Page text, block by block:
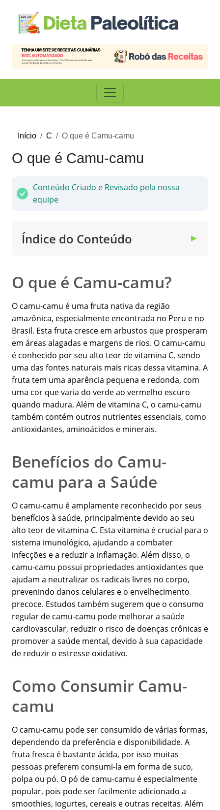
Início C O que é Camu-camu
O que é Camu-camu
Conteúdo Criado e Revisado pela nossa
equipe
Índice do Conteúdo ▼
O que é Camu-camu?
O camu-camu é uma fruta nativa da região
amazônica, especialmente encontrada no Peru e no
Brasil. Esta fruta cresce em arbustos que prosperam
em áreas alagadas e margens de rios. O camu-camu
é conhecido por seu alto teor de vitamina C, sendo
uma das fontes naturais mais ricas dessa vitamina. A
fruta tem uma aparência pequena e redonda, com
uma cor que varia do verde ao vermelho escuro
quando madura. Além de vitamina C, o camu-camu
também contém outros nutrientes essenciais, como
antioxidantes, aminoácidos e minerais.
Benefícios do Camu-
camu para a Saúde
O camu-camu é amplamente reconhecido por seus
benefícios à saúde, principalmente devido ao seu
alto teor de vitamina C. Esta vitamina é crucial para o
sistema imunológico, ajudando a combater
infecções e a reduzir a inflamação. Além disso, o
camu-camu possui propriedades antioxidantes que
ajudam a neutralizar os radicais livres no corpo,
prevenindo danos celulares e o envelhecimento
precoce. Estudos também sugerem que o consumo
regular de camu-camu pode melhorar a saúde
cardiovascular, reduzir o risco de doenças crônicas e
promover a saúde mental, devido à sua capacidade
de reduzir o estresse oxidativo.
Como Consumir Camu-
camu
O camu-camu pode ser consumido de várias formas,
dependendo da preferência e disponibilidade. A
fruta fresca é bastante ácida, por isso muitas
pessoas preferem consumi-la em forma de suco,
polpa ou pó. O pó de camu-camu é especialmente
popular, pois pode ser facilmente adicionado a
smoothies, iogurtes, cereais e outras receitas. Além